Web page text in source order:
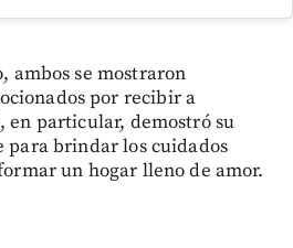
ambos se mostraron
por recibir a
en particular, demostró su
para brindar los cuidados
un hogar lleno de amor.